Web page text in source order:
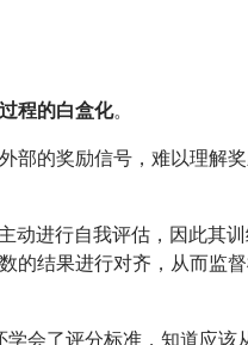
程的白盒化。
部的奖励信号，难以理解
动进行自我评估，因此其
的结果进行对齐，从而监
学会了评分标准，知道应该